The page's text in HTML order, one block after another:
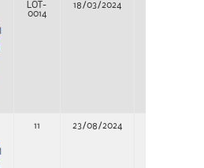
LOT-
0014
18/03/2024
11 23/08/2024